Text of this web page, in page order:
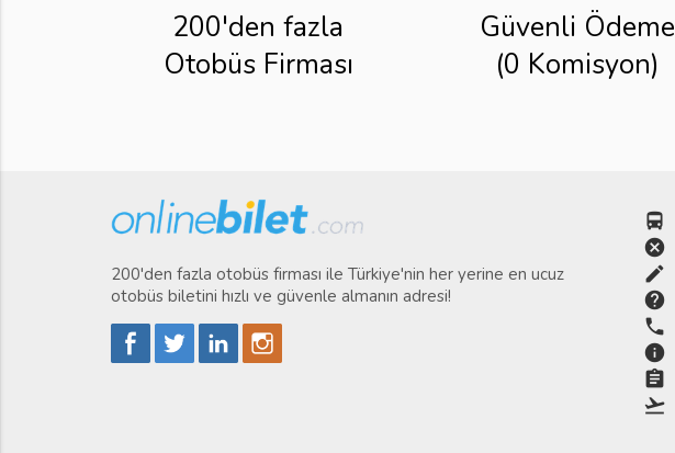
200'den fazla
Otobüs Firması
Güvenli Ödeme
(0 Komisyon)
200'den fazla otobüs firması ile Türkiye'nin her yerine en ucuz
otobüs biletini hızlı ve güvenle almanın adresi!
directions_bus
cancel
edit
help
phone
info
assignment
flight_takeoff